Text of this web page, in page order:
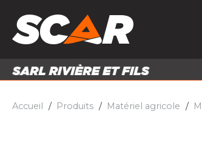
PIÈCES ET
Accueil Produits Matériel agricole